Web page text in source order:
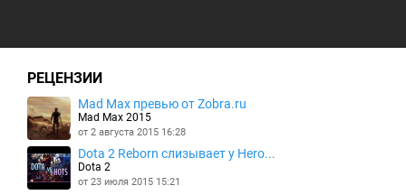
РЕЦЕНЗИИ
Mad Max превью от Zobra.ru
Mad Max 2015
от 2 августа 2015 16:28
Dota 2 Reborn слизывает у Hero...
Dota 2
от 23 июля 2015 15:21